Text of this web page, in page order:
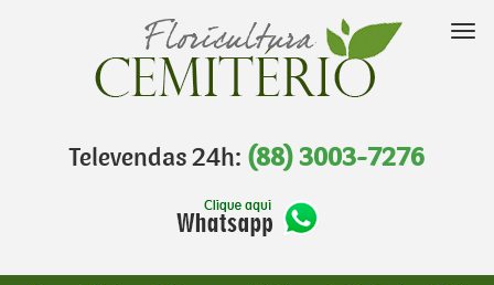
Televendas 24h: (88) 3003-7276